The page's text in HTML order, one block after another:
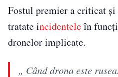
Fostul premier a criticat
tratate incidenteleîn
dronelor implicate.
„ Când drona este